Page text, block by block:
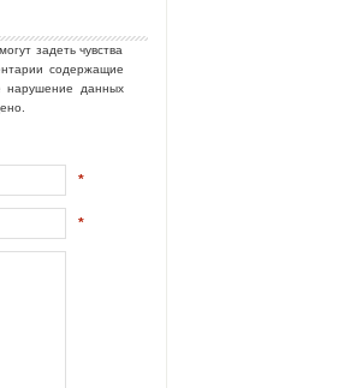
задеть чувства
содержащие
нарушение данных
*
*